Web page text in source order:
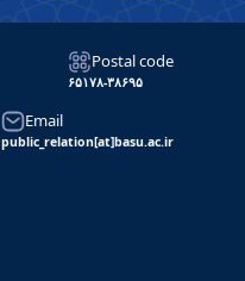
Postal code
۶۵۱۷۸-۳۸۶۹۵
Email
public_relation[at]basu.ac.ir